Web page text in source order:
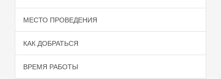
МЕСТО ПРОВЕДЕНИЯ
КАК ДОБРАТЬСЯ
ВРЕМЯ РАБОТЫ